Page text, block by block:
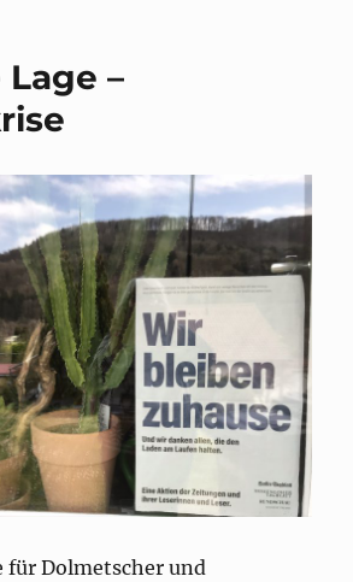
–
für Dolmetscher und